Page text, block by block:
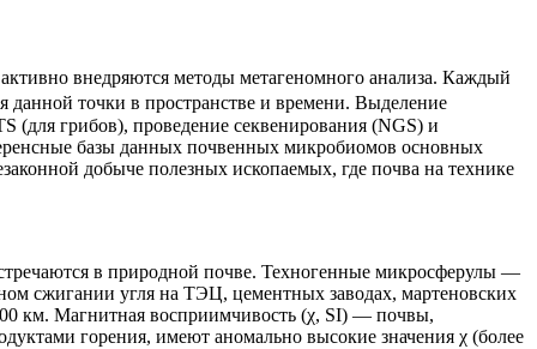
внедряются методы метагеномного анализа. Каждый
данной точки в пространстве и времени. Выделение
(для грибов), проведение секвенирования (NGS) и
базы данных почвенных микробиомов основных
добыче полезных ископаемых, где почва на технике
в природной почве. Техногенные микросферулы —
сжигании угля на ТЭЦ, цементных заводах, мартеновских
км. Магнитная восприимчивость (χ, SI) — почвы,
горения, имеют аномально высокие значения χ (более